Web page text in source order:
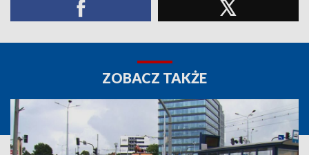
ZOBACZ TAKŻE